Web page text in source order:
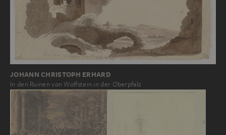
JOHANN CHRISTOPH ERHARD
In den Ruinen von Wolfstein in der Oberpfalz